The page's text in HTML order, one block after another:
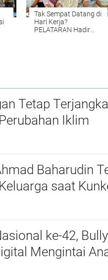
Tak Sempat Datang di
Hari Kerja?
PELATARAN Hadir
Tetap
Iklim
Baharudin
saat
ke-42,
Mengintai
Ajak